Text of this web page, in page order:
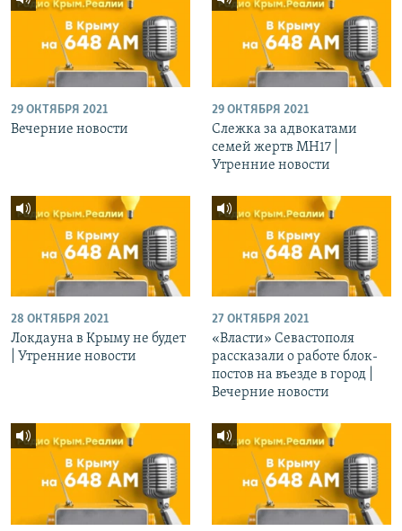
29 ОКТЯБРЯ 2021
Вечерние новости
29 ОКТЯБРЯ 2021
Слежка за адвокатами
семей жертв МН17 |
Утренние новости
28 ОКТЯБРЯ 2021
Локдауна в Крыму не будет
| Утренние новости
27 ОКТЯБРЯ 2021
«Власти» Севастополя
рассказали о работе блок-
постов на въезде в город |
Вечерние новости